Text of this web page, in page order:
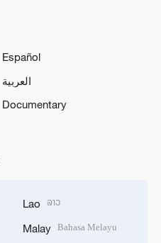
Español
العربية
Documentary
Lao ລາວ
Malay Bahasa Melayu